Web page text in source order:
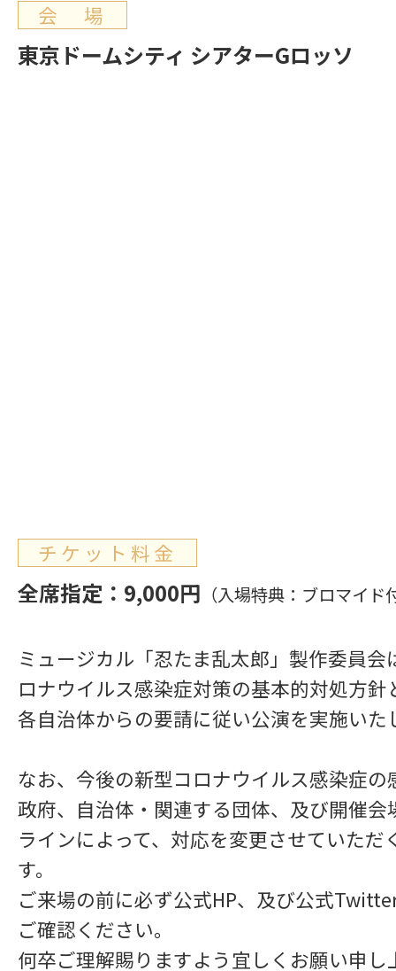
会 場
東京ドームシティ シアターGロッソ
チケット料金
全席指定：9,000円 （入場特典：ブロマイド
ミュージカル「忍たま乱太郎」製作委員会
ロナウイルス感染症対策の基本的対処方針
各自治体からの要請に従い公演を実施いた
なお、今後の新型コロナウイルス感染症の
政府、自治体・関連する団体、及び開催会
ラインによって、対応を変更させていただ
す。
ご来場の前に必ず公式HP、及び公式
ご確認ください。
何卒ご理解賜りますよう宜しくお願い申し